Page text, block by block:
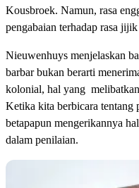
Kousbroek. Namun, rasa
pengabaian terhadap rasa
Nieuwenhuys menjelaskan
barbar bukan berarti
kolonial, hal yang
Ketika kita berbicara tentang
betapapun mengerikannya
dalam penilaian.